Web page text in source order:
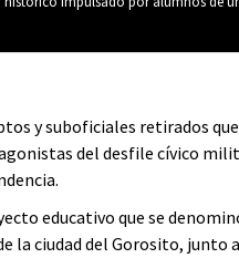
y suboficiales retirados
del desfile cívico
educativo que se
la ciudad del Gorosito,